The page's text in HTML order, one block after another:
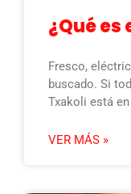
¿Qué es
Fresco,
buscado. Si
Txakoli está
VER MÁS »